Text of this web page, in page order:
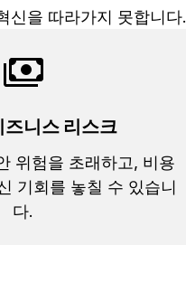
신을 따라가지 못합니다.
즈니스 리스크
위험을 초래하고, 비용
기회를 놓칠 수 있습니
다.